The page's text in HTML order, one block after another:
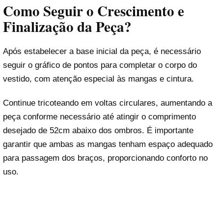
Como Seguir o Crescimento e
Finalização da Peça?
Após estabelecer a base inicial da peça, é necessário
seguir o gráfico de pontos para completar o corpo do
vestido, com atenção especial às mangas e cintura.
Continue tricoteando em voltas circulares, aumentando a
peça conforme necessário até atingir o comprimento
desejado de 52cm abaixo dos ombros. É importante
garantir que ambas as mangas tenham espaço adequado
para passagem dos braços, proporcionando conforto no
uso.